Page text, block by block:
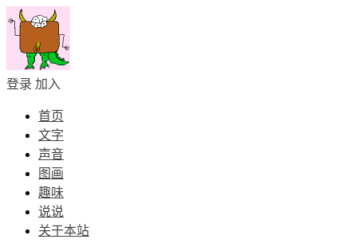
登录 加入
首页
文字
声音
图画
趣味
说说
关于本站